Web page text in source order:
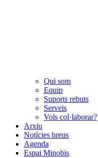
Qui som
Equip
Suports rebuts
Serveis
Vols col·laborar?
Arxiu
Notícies breus
Agenda
Espai Minobis